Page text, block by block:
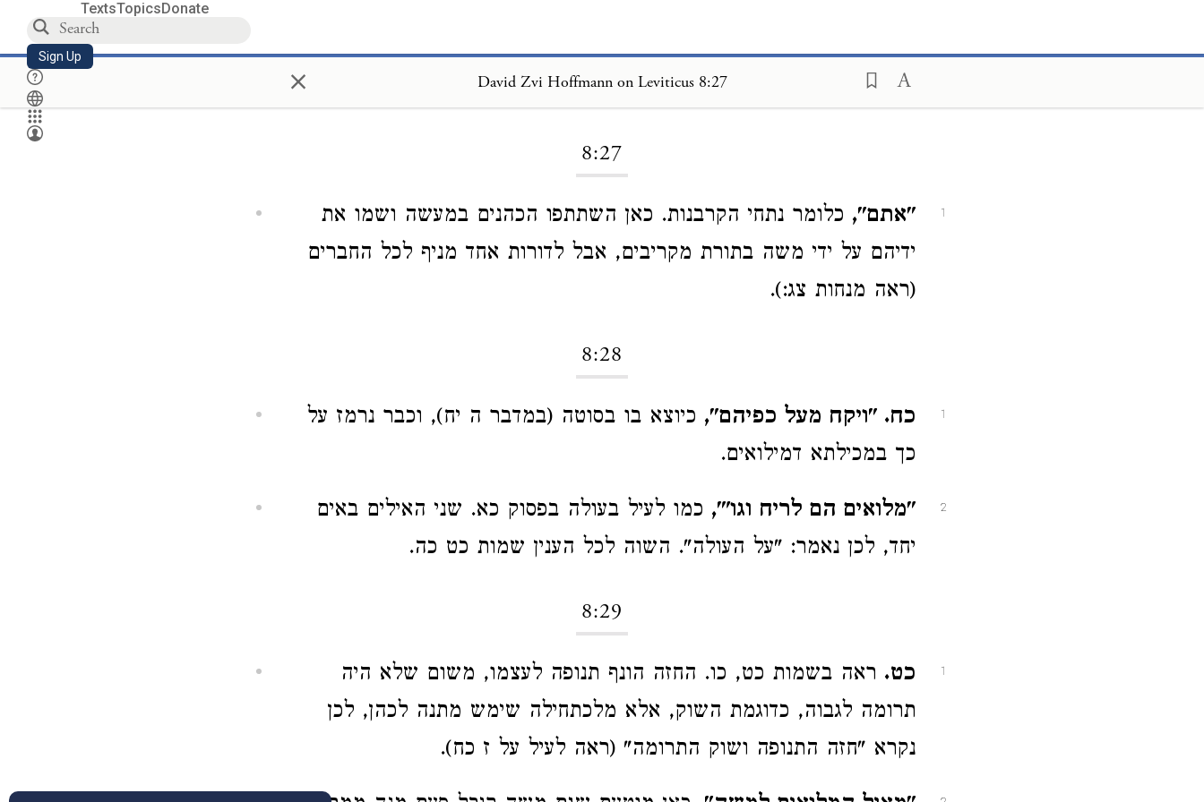
TextsTopicsDonate
Sign Up × David Zvi Hoffmann on Leviticus 8:27
8:27
1 "אתם", כלומר נתחי הקרבנות. כאן השתתפו הכהנים במעשה ושמו את
ידיהם על ידי משה בתורת מקריבים, אבל לדורות אחד מניף לכל החברים
(ראה מנחות צג:).
8:28
1 כח. "ויקח מעל כפיהם", כיוצא בו בסוטה (במדבר ה יח), וכבר נרמז על
כך במכילתא דמילואים.
2 "מלואים הם לריח וגו'", כמו לעיל בעולה בפסוק כא. שני האילים באים
יחד, לכן נאמר: "על העולה". השוה לכל הענין שמות כט כה.
8:29
1 כט. ראה בשמות כט, כו. החזה הונף תנופה לעצמו, משום שלא היה
תרומה לגבוה, כדוגמת השוק, אלא מלכתחילה שימש מתנה לכהן, לכן
נקרא "חזה התנופה ושוק התרומה" (ראה לעיל על ז כח).